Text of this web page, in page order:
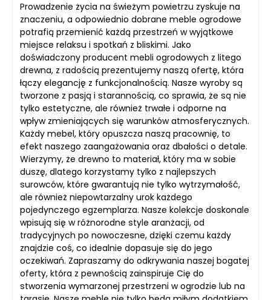
Prowadzenie życia na świeżym powietrzu zyskuje na
znaczeniu, a odpowiednio dobrane meble ogrodowe
potrafią przemienić każdą przestrzeń w wyjątkowe
miejsce relaksu i spotkań z bliskimi. Jako
doświadczony producent mebli ogrodowych z litego
drewna, z radością prezentujemy naszą ofertę, która
łączy elegancję z funkcjonalnością. Nasze wyroby są
tworzone z pasją i starannością, co sprawia, że są nie
tylko estetyczne, ale również trwałe i odporne na
wpływ zmieniających się warunków atmosferycznych.
Każdy mebel, który opuszcza naszą pracownię, to
efekt naszego zaangażowania oraz dbałości o detale.
Wierzymy, że drewno to materiał, który ma w sobie
duszę, dlatego korzystamy tylko z najlepszych
surowców, które gwarantują nie tylko wytrzymałość,
ale również niepowtarzalny urok każdego
pojedynczego egzemplarza. Nasze kolekcje doskonale
wpisują się w różnorodne style aranżacji, od
tradycyjnych po nowoczesne, dzięki czemu każdy
znajdzie coś, co idealnie dopasuje się do jego
oczekiwań. Zapraszamy do odkrywania naszej bogatej
oferty, która z pewnością zainspiruje Cię do
stworzenia wymarzonej przestrzeni w ogrodzie lub na